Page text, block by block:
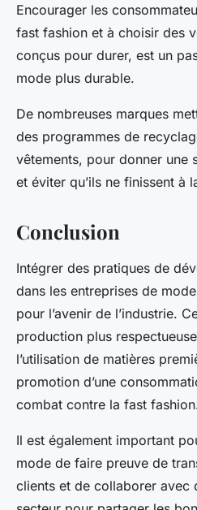
Encourager les
fast fashion et à choisir des
conçus pour durer, est un
mode plus durable.
De nombreuses marques
des programmes de
vêtements, pour donner une
et éviter qu’ils ne finissent à
Conclusion
Intégrer des pratiques de
dans les entreprises de
pour l’avenir de l’industrie.
production plus
l’utilisation de matières
promotion d’une
combat contre la fast
Il est également important
mode de faire preuve de
clients et de collaborer avec